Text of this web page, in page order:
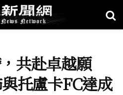
共赴卓越願
托盧卡FC達成